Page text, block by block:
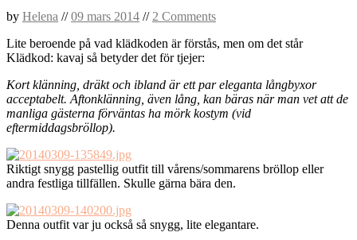
by Helena //09 mars 2014 // 2 Comments
Lite beroende på vad klädkoden är förstås, men om det står
Klädkod: kavaj så betyder det för tjejer:
Kort klänning, dräkt och ibland är ett par eleganta långbyxor
acceptabelt. Aftonklänning, även lång, kan bäras när man vet att de
manliga gästerna förväntas ha mörk kostym (vid
eftermiddagsbröllop).
Riktigt snygg pastellig outfit till vårens/sommarens bröllop eller
andra festliga tillfällen. Skulle gärna bära den.
Denna outfit var ju också så snygg, lite elegantare.